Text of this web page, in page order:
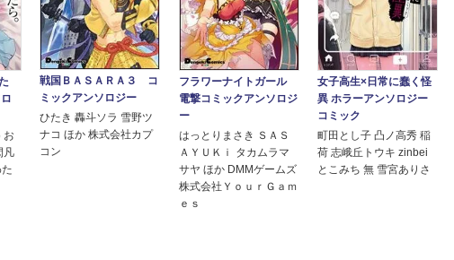
お
凡
戦国ＢＡＳＡＲＡ３ コ
ミックアンソロジー
ひたき 轟斗ソラ 雪野ツ
ナコ ほか 株式会社カプ
コン
フラワーナイトガール
電撃コミックアンソロジ
ー
はっとりまさき ＳＡＳ
ＡＹＵＫｉ タカムラマ
サヤ ほか DMMゲームズ
株式会社ＹｏｕｒＧａｍ
ｅｓ
女子高生×日常に蠢く怪
異 ホラーアンソロジー
コミック
町田とし子 凸ノ高秀 稲
荷 志峨丘トウキ zinbei
とこみち 無 雪宮ありさ